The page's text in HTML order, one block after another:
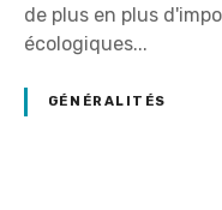
de plus en plus
écologiques...
GÉNÉRALITÉS